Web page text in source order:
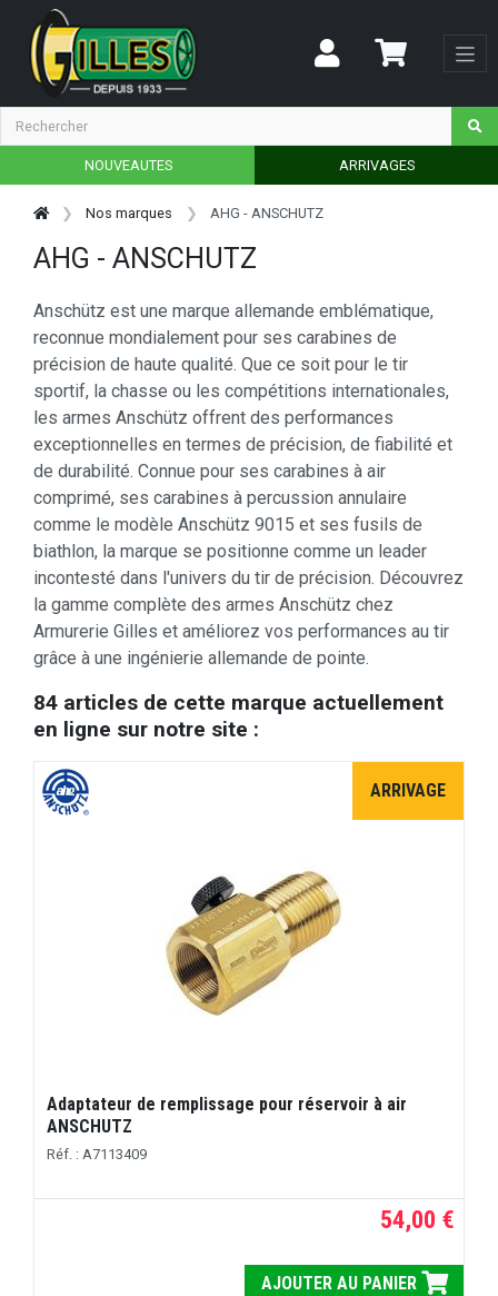
NOUVEAUTES ARRIVAGES
Nos marques AHG - ANSCHUTZ
AHG - ANSCHUTZ
Anschütz est une marque allemande emblématique,
reconnue mondialement pour ses carabines de
précision de haute qualité. Que ce soit pour le tir
sportif, la chasse ou les compétitions internationales,
les armes Anschütz offrent des performances
exceptionnelles en termes de précision, de fiabilité et
de durabilité. Connue pour ses carabines à air
comprimé, ses carabines à percussion annulaire
comme le modèle Anschütz 9015 et ses fusils de
biathlon, la marque se positionne comme un leader
incontesté dans l'univers du tir de précision. Découvrez
la gamme complète des armes Anschütz chez
Armurerie Gilles et améliorez vos performances au tir
grâce à une ingénierie allemande de pointe.
84 articles de cette marque actuellement
en ligne sur notre site :
ARRIVAGE
Adaptateur de remplissage pour réservoir à air
ANSCHUTZ
Réf. : A7113409
54,00 €
AJOUTER AU PANIER